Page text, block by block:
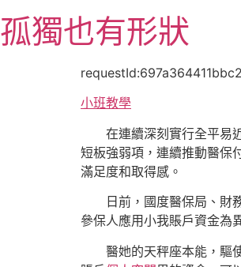
至
主
孤獨也有形狀
小班教學
在連續深刻實行全平易
短板強弱項，連續推動醫保
滿足度和取得感。
日前，國度醫保局、財
參保人應用小我賬戶資金為
醫她的天秤座本能，驅